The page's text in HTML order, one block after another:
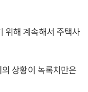
위해 계속해서 주택사
상황이 녹록치만은